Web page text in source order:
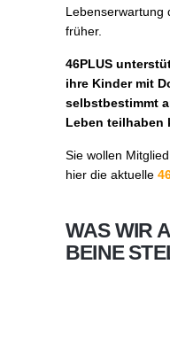
Lebenserwartung
früher.
46PLUS
ihre Kinder mit
selbstbestimmt
Leben teilhaben
Sie wollen
hier die aktuelle
WAS WIR
BEINE